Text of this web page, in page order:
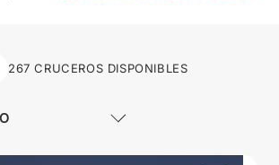
267 CRUCEROS DISPONIBLES